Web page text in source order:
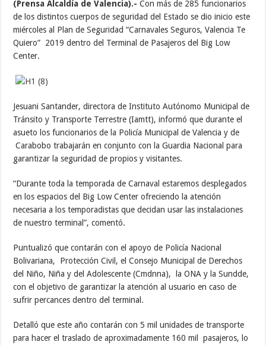
(Prensa Alcaldía de Valencia).- Con más de 285 funcionarios
de los distintos cuerpos de seguridad del Estado se dio inicio este
miércoles al Plan de Seguridad “Carnavales Seguros, Valencia Te
Quiero” 2019 dentro del Terminal de Pasajeros del Big Low
Center.
Jesuani Santander, directora de Instituto Autónomo Municipal de
Tránsito y Transporte Terrestre (Iamtt), informó que durante el
asueto los funcionarios de la Policía Municipal de Valencia y de
Carabobo trabajarán en conjunto con la Guardia Nacional para
garantizar la seguridad de propios y visitantes.
“Durante toda la temporada de Carnaval estaremos desplegados
en los espacios del Big Low Center ofreciendo la atención
necesaria a los temporadistas que decidan usar las instalaciones
de nuestro terminal”, comentó.
Puntualizó que contarán con el apoyo de Policía Nacional
Bolivariana, Protección Civil, el Consejo Municipal de Derechos
del Niño, Niña y del Adolescente (Cmdnna), la ONA y la Sundde,
con el objetivo de garantizar la atención al usuario en caso de
sufrir percances dentro del terminal.
Detalló que este año contarán con 5 mil unidades de transporte
para hacer el traslado de aproximadamente 160 mil pasajeros, lo